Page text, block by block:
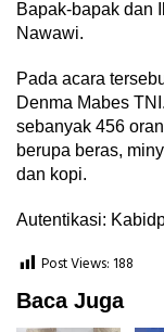
Bapak-bapak dan
Nawawi.
Pada acara
Denma Mabes
sebanyak 456
berupa beras,
dan kopi.
Autentikasi:
Post Views: 188
Baca Juga